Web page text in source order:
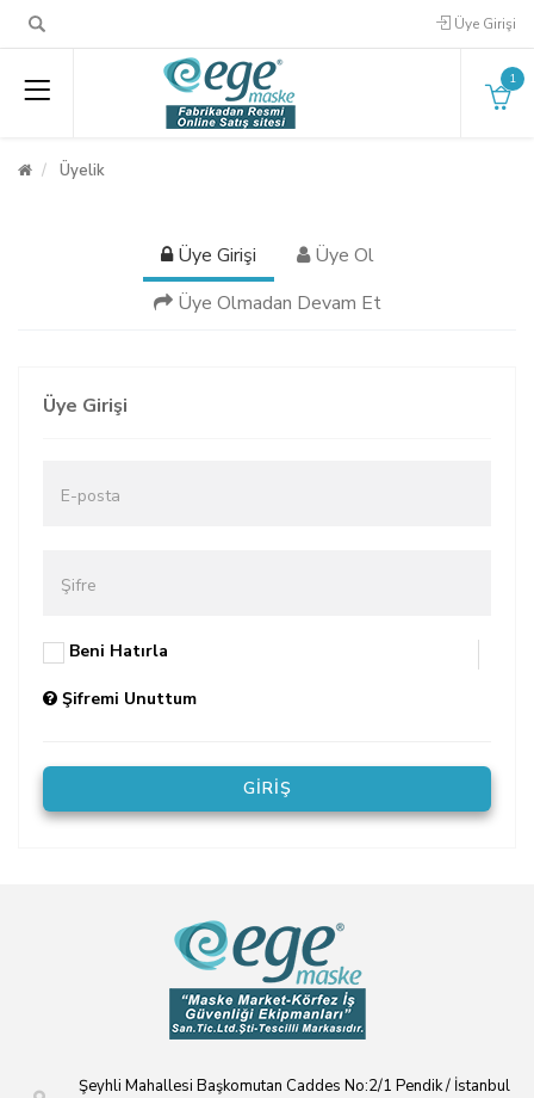
Üye Girişi
1
Üyelik
Üye Girişi
Üye Ol
Üye Olmadan Devam Et
Üye Girişi
E-posta
Şifre
Beni Hatırla
Şifremi Unuttum
Şeyhli Mahallesi Başkomutan Caddes No:2/1 Pendik / İstanbul